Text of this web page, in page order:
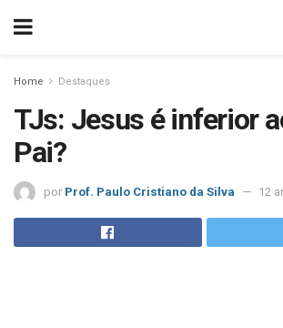
Home Destaques
TJs: Jesus é inferior
Pai?
por Prof. Paulo Cristiano da Silva 12